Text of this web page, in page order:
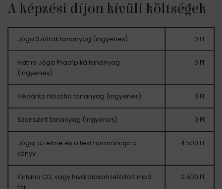
A képzési díjon kívüli költségek
Jóga Szútrák tananyag (ingyenes) 0 Ft
Hatha Jóga Pradípiká tananyag
(ingyenes)
0 Ft
Védánta filozófia tananyag (ingyenes) 0 Ft
Szanszkrit tananyag (ingyenes) 0 Ft
Jóga, az elme és a test harmóniája c.
könyv
4.500 Ft
Kírtana CD, vagy hivatalosan letöltött mp3
fájl
2.500 Ft